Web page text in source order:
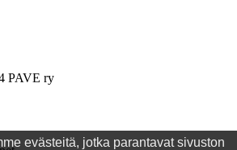
PAVE ry
evästeitä, jotka parantavat sivuston